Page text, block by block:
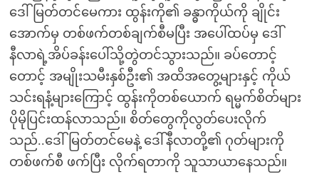
ဒေါ်မြတ်တင်မေကား ထွန်းကို၏ ခန္ဓာကိုယ်ကို ချိုင်း
အောက်မှ တစ်ဖက်တစ်ချက်စီမပြီး အပေါ်ထပ်မှ ဒေါ်
နီလာရဲ့အိပ်ခန်းပေါ်သို့တွဲတင်သွားသည်။ ခပ်တောင့်
တောင့် အမျိုးသမီးနှစ်ဦး၏ အထိအတွေ့များနှင့် ကိုယ်
သင်းရနံ့များကြောင့် ထွန်းကိုတစ်ယောက် ရမ္မက်စိတ်များ
ပိုမိုပြင်းထန်လာသည်။ စိတ်တွေကိုလွတ်ပေးလိုက်
သည်..ဒေါ်မြတ်တင်မေနဲ့ ဒေါ်နီလာတို့၏ ဂုတ်များကို
တစ်ဖက်စီ ဖက်ပြီး လိုက်ရတာကို သူသာယာနေသည်။